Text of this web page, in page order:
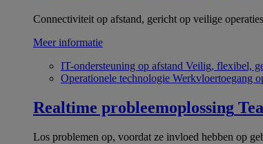
Connectiviteit op afstand, gericht op veilige
Meer informatie
IT-ondersteuning op afstand Veilig, flexibel,
Operationele technologie Werkvloertoegang
Realtime probleemoplossing
Los problemen op, voordat ze invloed hebben op